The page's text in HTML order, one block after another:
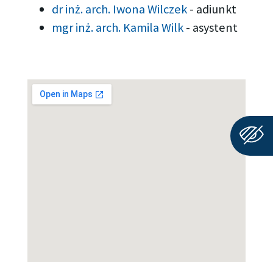
dr inż. arch. Iwona Wilczek- adiunkt
mgr inż. arch. Kamila Wilk- asystent